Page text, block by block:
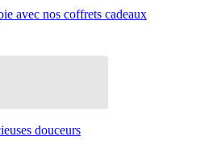
avec nos coffrets cadeaux
douceurs